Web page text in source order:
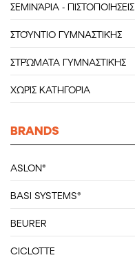
ΣΕΜΙΝΆΡΙΑ - ΠΙΣΤΟΠΟΙΉΣΕΙΣ
ΣΤΟΎΝΤΙΟ ΓΥΜΝΑΣΤΙΚΉΣ
ΣΤΡΏΜΑΤΑ ΓΥΜΝΑΣΤΙΚΉΣ
ΧΩΡΊΣ ΚΑΤΗΓΟΡΊΑ
BRANDS
ASLON®
BASI SYSTEMS®
BEURER
CICLOTTE